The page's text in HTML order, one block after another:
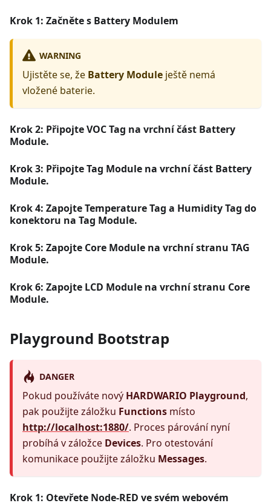
Krok 1: Začněte s Battery Modulem
WARNING
Ujistěte se, že Battery Module ještě nemá
vložené baterie.
Krok 2: Připojte VOC Tag na vrchní část Battery
Module.
Krok 3: Připojte Tag Module na vrchní část Battery
Module.
Krok 4: Zapojte Temperature Tag a Humidity Tag do
konektoru na Tag Module.
Krok 5: Zapojte Core Module na vrchní stranu TAG
Module.
Krok 6: Zapojte LCD Module na vrchní stranu Core
Module.
Playground Bootstrap
DANGER
Pokud používáte nový HARDWARIO Playground,
pak použijte záložku Functions místo
http://localhost:1880/. Proces párování nyní
probíhá v záložce Devices. Pro otestování
komunikace použijte záložku Messages.
Krok 1: Otevřete Node-RED ve svém webovém